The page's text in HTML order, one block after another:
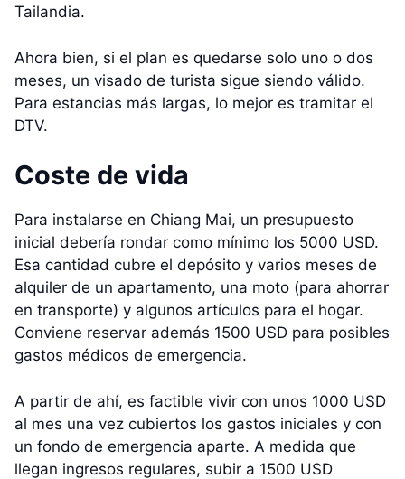
Tailandia.
Ahora bien, si el plan es quedarse solo uno o dos
meses, un visado de turista sigue siendo válido.
Para estancias más largas, lo mejor es tramitar el
DTV.
Coste de vida
Para instalarse en Chiang Mai, un presupuesto
inicial debería rondar como mínimo los 5000 USD.
Esa cantidad cubre el depósito y varios meses de
alquiler de un apartamento, una moto (para ahorrar
en transporte) y algunos artículos para el hogar.
Conviene reservar además 1500 USD para posibles
gastos médicos de emergencia.
A partir de ahí, es factible vivir con unos 1000 USD
al mes una vez cubiertos los gastos iniciales y con
un fondo de emergencia aparte. A medida que
llegan ingresos regulares, subir a 1500 USD